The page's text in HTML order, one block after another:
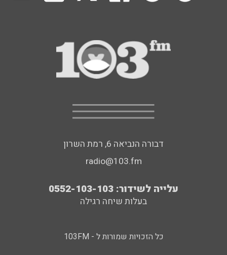
דבורה הנביאה 6, רמת השרון
radio@103.fm
עלייה לשידור: 0552-103-103
בעלות שיחה רגילה
כל הזכויות שמורות ל - 103FM